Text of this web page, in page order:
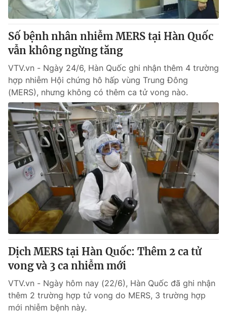
Số bệnh nhân nhiễm MERS tại Hàn Quốc
vẫn không ngừng tăng
VTV.vn - Ngày 24/6, Hàn Quốc ghi nhận thêm 4 trường
hợp nhiễm Hội chứng hô hấp vùng Trung Đông
(MERS), nhưng không có thêm ca tử vong nào.
Dịch MERS tại Hàn Quốc: Thêm 2 ca tử
vong và 3 ca nhiễm mới
VTV.vn - Ngày hôm nay (22/6), Hàn Quốc đã ghi nhận
thêm 2 trường hợp tử vong do MERS, 3 trường hợp
mới nhiễm bệnh này.